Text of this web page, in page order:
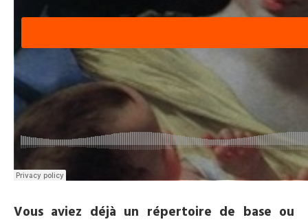
Vous aviez déjà un répertoire de base ou